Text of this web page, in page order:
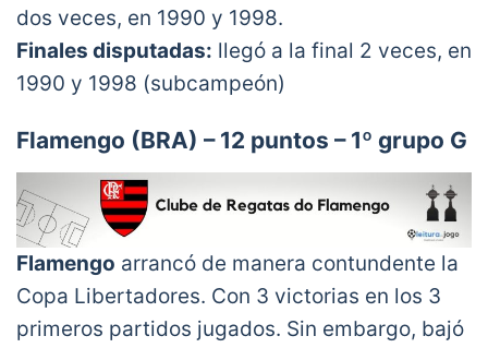
dos veces, en 1990 y 1998.
Finales disputadas: llegó a la final 2 veces, en
1990 y 1998 (subcampeón)
Flamengo (BRA) – 12 puntos – 1º grupo G
Flamengo arrancó de manera contundente la
Copa Libertadores. Con 3 victorias en los 3
primeros partidos jugados. Sin embargo, bajó